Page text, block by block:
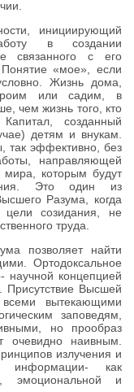
инициирующий
в создании
связанного с его
Понятие «мое», если
Жизнь дома,
или садим, в
чем жизнь того, кто
созданный
детям и внукам.
так эффективно, без
направляющей
мира, которым будут
Это один из
Разума, когда
созидания, не
труда.
позволяет найти
Ортодоксальное
научной концепцией
Присутствие Высшей
всеми вытекающими
заповедям,
но прообраз
очевидно наивным.
излучения и
информации- как
эмоциональной и